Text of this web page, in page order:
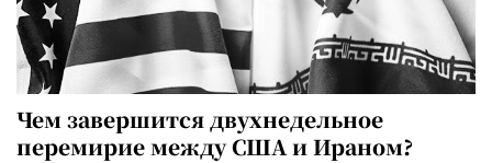
Чем завершится двухнедельное
перемирие между США и Ираном?